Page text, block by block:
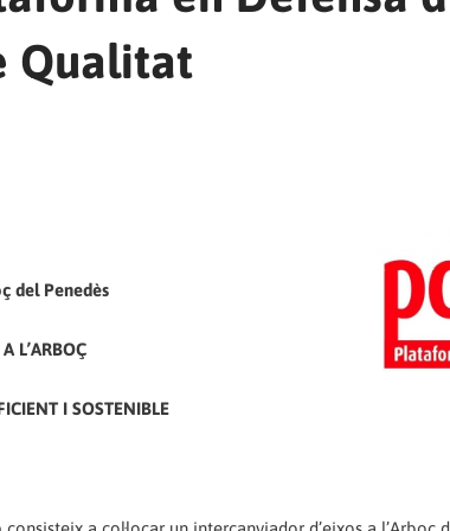
Qualitat
del Penedès
L’ARBOÇ
I SOSTENIBLE